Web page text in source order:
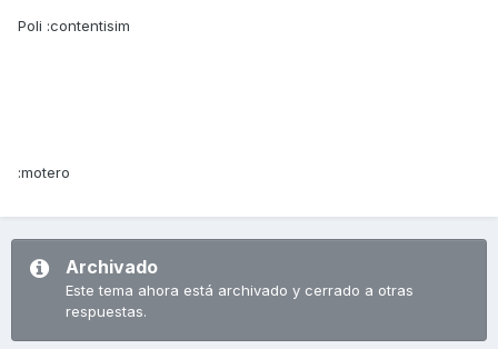
Poli :contentisim
:motero
Archivado
Este tema ahora está archivado y cerrado a otras
respuestas.